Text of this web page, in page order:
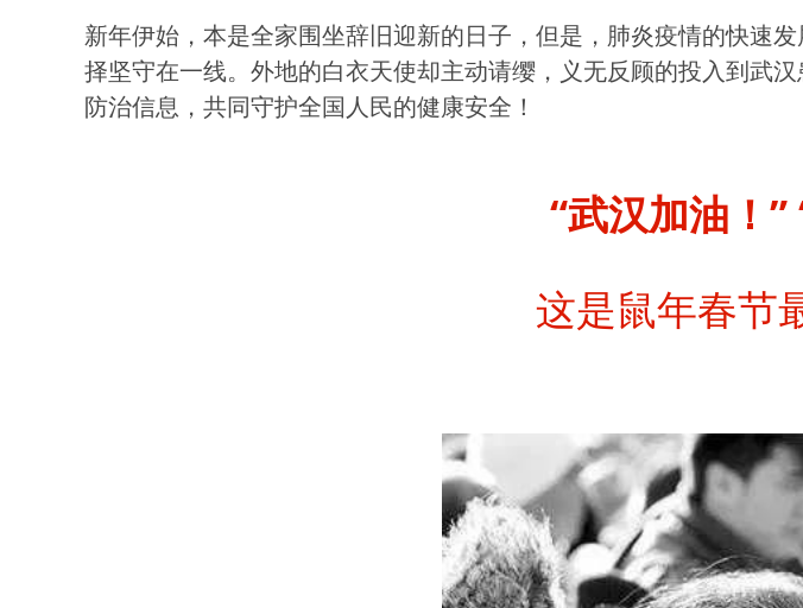
新年伊始，本是全家围坐辞旧迎新的日子，但是，肺炎疫情的快速
择坚守在一线。外地的白衣天使却主动请缨，义无反顾的投入到武
防治信息，共同守护全国人民的健康安全！
“武汉加油！
这是鼠年春节